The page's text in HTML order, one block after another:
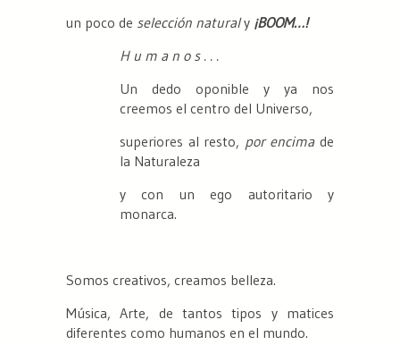
un poco de selección naturaly ¡BOOM…!
H u m a n o s . . .
Un dedo oponible y ya nos
creemos el centro del Universo,
superiores al resto, por encimade
la Naturaleza
y con un ego autoritario y
monarca.
Somos creativos, creamos belleza.
Música, Arte, de tantos tipos y matices
diferentes como humanos en el mundo.